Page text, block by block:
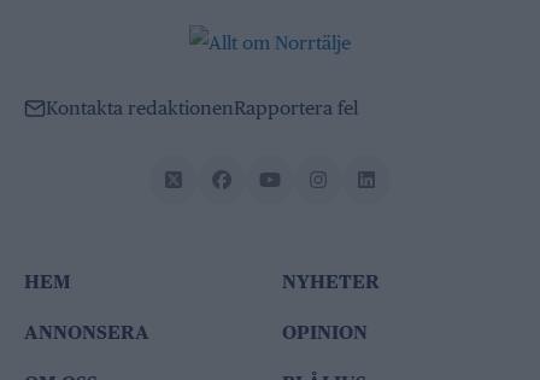
Kontakta redaktionenRapportera fel
HEM
ANNONSERA
NYHETER
OPINION